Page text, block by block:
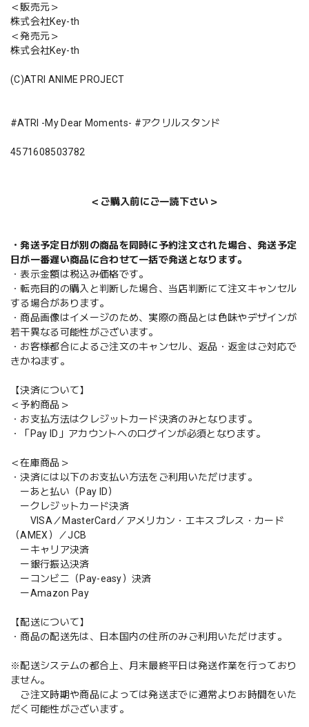
＜販売元＞
株式会社Key-th
＜発売元＞
株式会社Key-th
(C)ATRI ANIME PROJECT
#ATRI -My Dear Moments- #アクリルスタンド
4571608503782
＜ご購入前にご一読下さい＞
・発送予定日が別の商品を同時に予約注文された場合、発送予定
日が一番遅い商品に合わせて一括で発送となります。
・表示金額は税込み価格です。
・転売目的の購入と判断した場合、当店判断にて注文キャンセル
する場合があります。
・商品画像はイメージのため、実際の商品とは色味やデザインが
若干異なる可能性がございます。
・お客様都合によるご注文のキャンセル、返品・返金はご対応で
きかねます。
【決済について】
＜予約商品＞
・お支払方法はクレジットカード決済のみとなります。
・「Pay ID」アカウントへのログインが必須となります。
＜在庫商品＞
・決済には以下のお支払い方法をご利用いただけます。
ーあと払い（Pay ID）
ークレジットカード決済
VISA／MasterCard／アメリカン・エキスプレス・カード
（AMEX）／JCB
ーキャリア決済
ー銀行振込決済
ーコンビニ（Pay-easy）決済
ーAmazon Pay
【配送について】
・商品の配送先は、日本国内の住所のみご利用いただけます。
※配送システムの都合上、月末最終平日は発送作業を行っており
ません。
ご注文時期や商品によっては発送までに通常よりお時間をいた
だく可能性がございます。